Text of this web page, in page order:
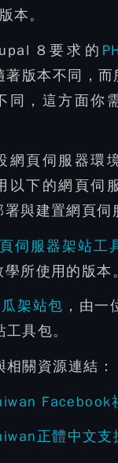
本。
8要求的
版本不同，而
同，這方面你
網頁伺服器環
以下的網頁伺
與建置網頁伺
伺服器架站工
所使用的版本
架站包 ，由
具包。
關資源連結：
Facebook
正體中文支